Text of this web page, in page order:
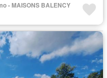
- MAISONS BALENCY